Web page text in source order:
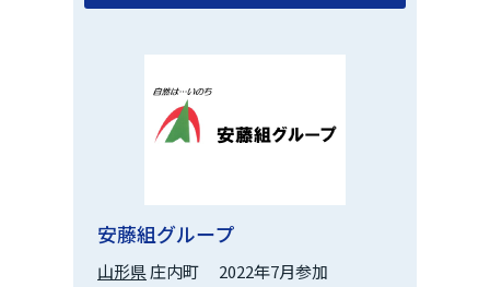
安藤組グループ
山形県庄内町
2022年7月参加